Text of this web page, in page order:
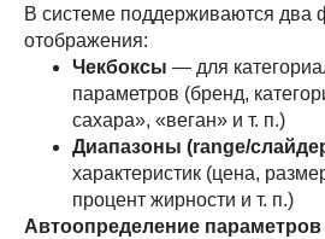
В системе поддерживаются два
отображения:
Чекбоксы — для
параметров (бренд,
сахара», «веган» и т. п.)
Диапазоны (range/
характеристик (цена,
процент жирности и т. п.)
Автоопределение параметров